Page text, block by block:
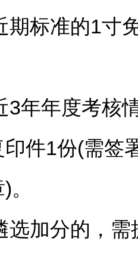
标准的1寸免
年度考核情
件1份(需签
加分的，需